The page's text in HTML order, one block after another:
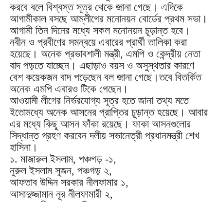
করবে বলে বিশ্বস্ত সূত্র থেকে জানা গেছে। এদিকে
আগামীকাল বসছে আম্লীগের মনোনয়ন বোর্ডের প্রথম সভা।
আগামী তিন দিনের মধ্যে সকল মনোনয়ন চূড়ান্ত হবে।
নবীন ও প্রবীণের সমন্বয়ে এবারের প্রার্থী তালিকা করা
হয়েছে। অনেক প্রভাবশালী মন্ত্রী, এমপি ও কেন্দ্রীয় নেতা
বাদ পড়তে যাচ্ছেন। এছাড়াও বয়স ও অসুস্থতার কারণে
বেশ কয়েকজন বাদ পড়েছেন বল জানা গেছে।তবে বিতর্কিত
অনেক এমপি এবারও টিকে গেছেন।
আওয়ামী লীগের নির্ভরযোগ্য সূত্র হতে জানা তথ্য মতে
ইতোমধ্যে অনেক আসনের প্রাপ্তির চূড়ান্ত হয়েছে। আবার
এর মধ্যে কিছু আসন ফাঁকা রয়েছে। ফাকা আসনগুলোর
সিদ্ধান্ত গ্রহণ করবেন দলীয় সভানেত্রী প্রধানমন্ত্রী শেখ
হাসিনা।
১. মাজারুল ইসলাম, পঞ্চগড় -১,
নুরুল ইসলাম সুজন, পঞ্চগড় ২,
আফতাব উদ্দিন সরকার নীলফামার ১,
আসাদুজ্জামান নূর নীলফামারী ২,